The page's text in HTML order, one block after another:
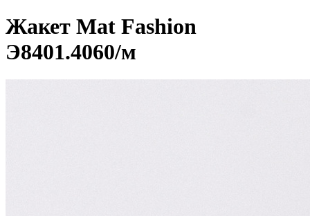
Жакет Mat Fashion
Э8401.4060/м